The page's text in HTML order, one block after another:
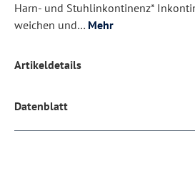
Harn- und Stuhlinkontinenz*
weichen und… Mehr
Artikeldetails
Datenblatt